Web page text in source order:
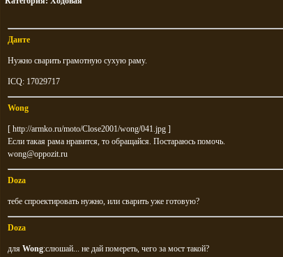
Данте
Нужно сварить грамотную сухую раму.
ICQ: 17029717
Wong
[ http://armko.ru/moto/Close2001/wong/041.jpg ]
Если такая рама нравится, то обращайся. Постараюсь помочь.
wong@oppozit.ru
Doza
тебе спроектировать нужно, или сварить уже готовую?
Doza
для Wong:слюшай... не дай помереть, чего за мост такой?